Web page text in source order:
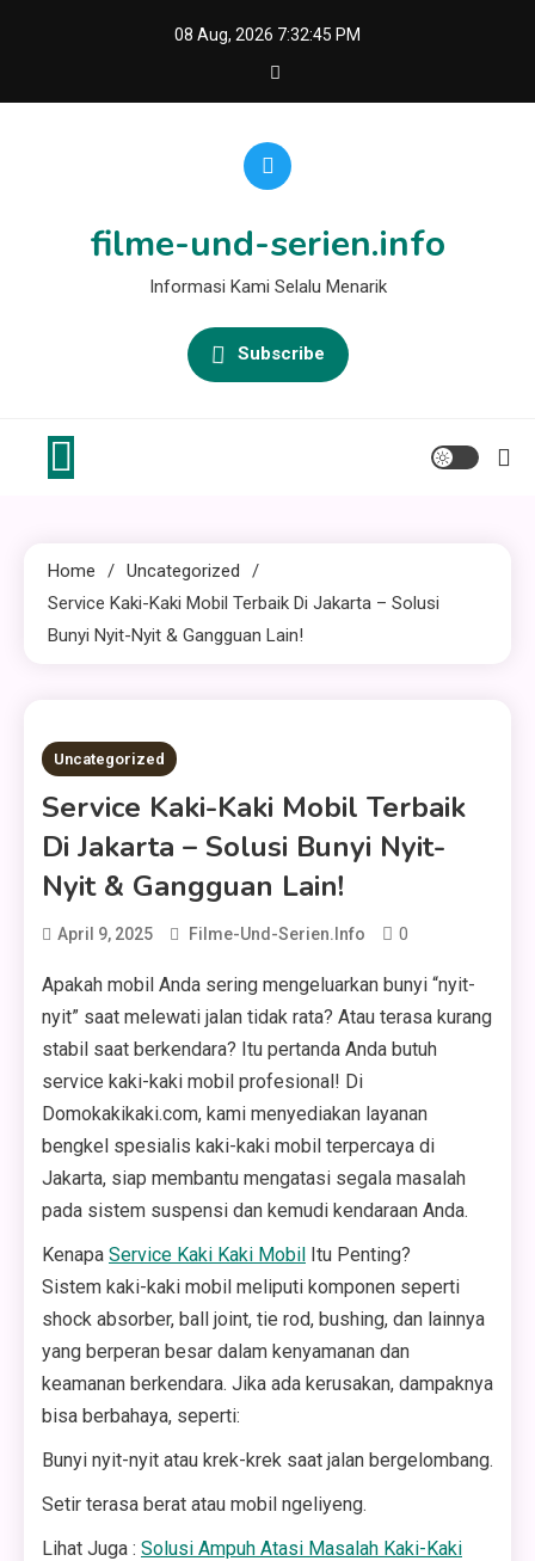
08 Aug, 2026 7:32:45 PM
filme-und-serien.info
Informasi Kami Selalu Menarik
Subscribe
Home
Uncategorized
Service Kaki-Kaki Mobil Terbaik Di Jakarta – Solusi
Bunyi Nyit-Nyit & Gangguan Lain!
2 MINS READ
Uncategorized
Service Kaki-Kaki Mobil Terbaik
Di Jakarta – Solusi Bunyi Nyit-
Nyit & Gangguan Lain!
April 9, 2025 Filme-Und-Serien.info 0
Apakah mobil Anda sering mengeluarkan bunyi “nyit-
nyit” saat melewati jalan tidak rata? Atau terasa kurang
stabil saat berkendara? Itu pertanda Anda butuh
service kaki-kaki mobil profesional! Di
Domokakikaki.com, kami menyediakan layanan
bengkel spesialis kaki-kaki mobil terpercaya di
Jakarta, siap membantu mengatasi segala masalah
pada sistem suspensi dan kemudi kendaraan Anda.
Kenapa Service Kaki Kaki Mobil Itu Penting?
Sistem kaki-kaki mobil meliputi komponen seperti
shock absorber, ball joint, tie rod, bushing, dan lainnya
yang berperan besar dalam kenyamanan dan
keamanan berkendara. Jika ada kerusakan, dampaknya
bisa berbahaya, seperti:
Bunyi nyit-nyit atau krek-krek saat jalan bergelombang.
Setir terasa berat atau mobil ngeliyeng.
Lihat Juga : Solusi Ampuh Atasi Masalah Kaki-Kaki